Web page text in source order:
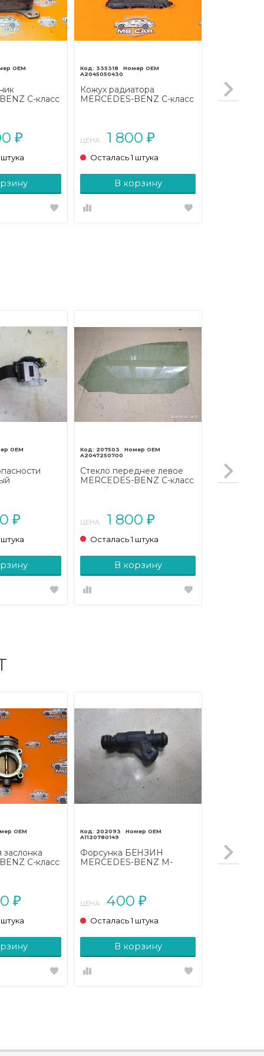
C-класс
₽
335318
A2045050430
Кожух радиатора
MERCEDES-BENZ C-класс
ЦЕНА: 1 800 ₽
Осталась 1 штука
В корзину
₽
207503
A2047250700
Стекло переднее левое
MERCEDES-BENZ C-класс
W204/S204/С204
ЦЕНА: 1 800 ₽
Осталась 1 штука
В корзину
C-класс
₽
202093
A1120780149
Форсунка БЕНЗИН
MERCEDES-BENZ M-
ЦЕНА: 400 ₽
Осталась 1 штука
В корзину